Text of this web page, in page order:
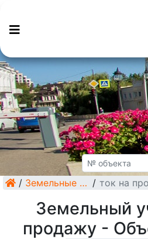
/ Земельные участки /
Земельный участок на
Земельный
продажу -